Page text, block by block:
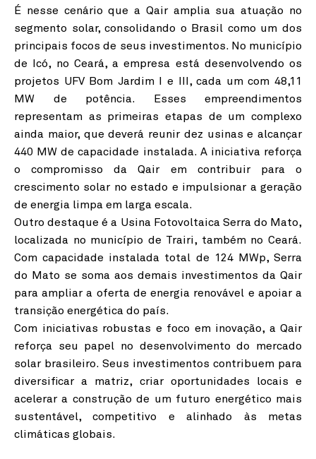
É nesse cenário que a Qair amplia sua atuação no
segmento solar, consolidando o Brasil como um dos
principais focos de seus investimentos. No município
de Icó, no Ceará, a empresa está desenvolvendo os
projetos UFV Bom Jardim I e III, cada um com 48,11
MW de potência. Esses empreendimentos
representam as primeiras etapas de um complexo
ainda maior, que deverá reunir dez usinas e alcançar
440 MW de capacidade instalada. A iniciativa reforça
o compromisso da Qair em contribuir para o
crescimento solar no estado e impulsionar a geração
de energia limpa em larga escala.
Outro destaque é a Usina Fotovoltaica Serra do Mato,
localizada no município de Trairi, também no Ceará.
Com capacidade instalada total de 124 MWp, Serra
do Mato se soma aos demais investimentos da Qair
para ampliar a oferta de energia renovável e apoiar a
transição energética do país.
Com iniciativas robustas e foco em inovação, a Qair
reforça seu papel no desenvolvimento do mercado
solar brasileiro. Seus investimentos contribuem para
diversificar a matriz, criar oportunidades locais e
acelerar a construção de um futuro energético mais
sustentável, competitivo e alinhado às metas
climáticas globais.